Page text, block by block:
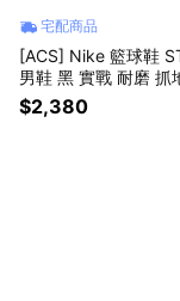
宅配商品
[ACS] Nike 籃球鞋
男鞋 黑 實戰 耐磨 抓
0232-004
$2,380